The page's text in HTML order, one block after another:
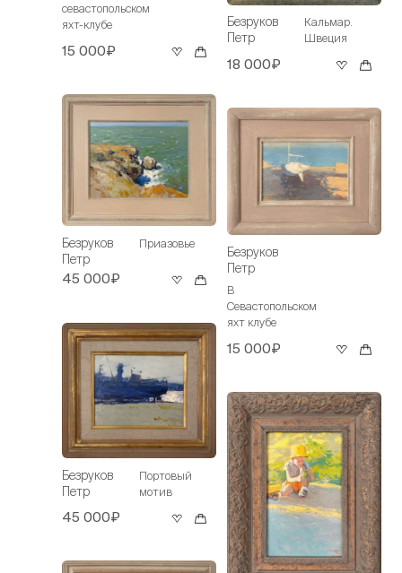
севастопольском
яхт-клубе
15 000₽
Безруков
Петр
Приазовье
45 000₽
Безруков
Петр
Портовый
мотив
45 000₽
Безруков
Петр
Кальмар.
Швеция
18 000₽
Безруков
Петр
В
Севастопольском
яхт клубе
15 000₽